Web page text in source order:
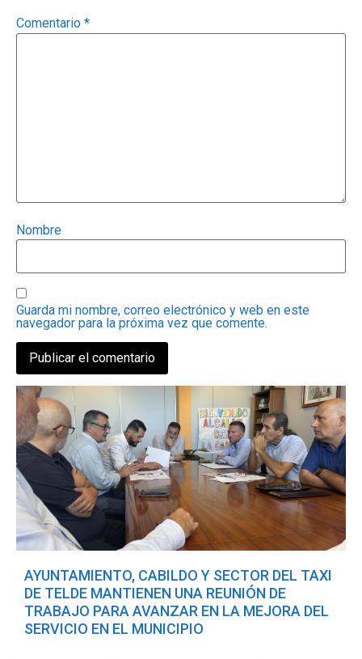
Comentario *
Nombre
Guarda mi nombre, correo electrónico y web en este
navegador para la próxima vez que comente.
AYUNTAMIENTO, CABILDO Y SECTOR DEL TAXI
DE TELDE MANTIENEN UNA REUNIÓN DE
TRABAJO PARA AVANZAR EN LA MEJORA DEL
SERVICIO EN EL MUNICIPIO